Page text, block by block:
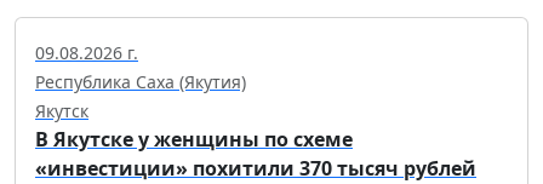
09.08.2026 г.
Республика Саха (Якутия)
Якутск
В Якутске у женщины по схеме
«инвестиции» похитили 370 тысяч рублей